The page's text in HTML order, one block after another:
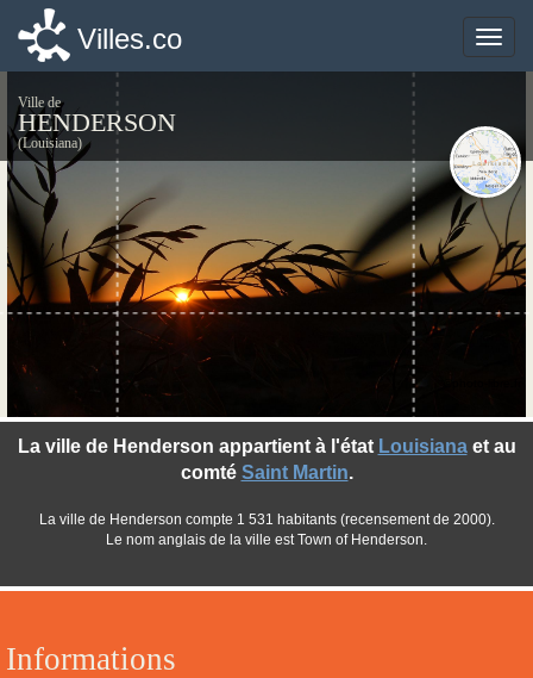
Toggle
Villes.co
Ville de
HENDERSON
(Louisiana)
Informations
La ville de Henderson appartient à l'état Louisianaet au
comté Saint Martin.
La ville de Henderson compte 1 531 habitants (recensement de 2000).
Le nom anglais de la ville est Town of Henderson.
Toggle
Villes.co